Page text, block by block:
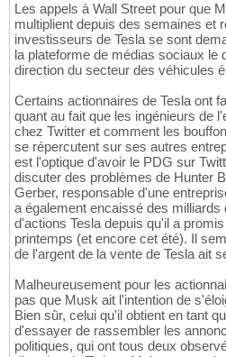
Les appels à Wall Street pour que
multiplient depuis des semaines et
investisseurs de Tesla se sont
la plateforme de médias sociaux le
direction du secteur des véhicules
Certains actionnaires de Tesla ont
quant au fait que les ingénieurs de
chez Twitter et comment les
se répercutent sur ses autres
est l'optique d'avoir le PDG sur
discuter des problèmes de Hunter
Gerber, responsable d'une
a également encaissé des milliards
d'actions Tesla depuis qu'il a
printemps (et encore cet été). Il
de l'argent de la vente de Tesla ait
Malheureusement pour les
pas que Musk ait l'intention de
Bien sûr, celui qu'il obtient en tant
d'essayer de rassembler les
politiques, qui ont tous deux